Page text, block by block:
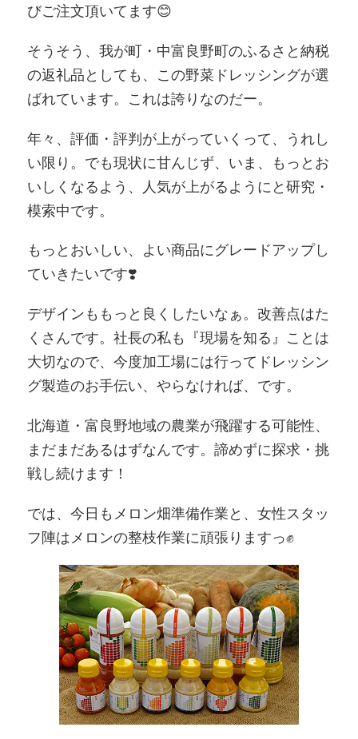
びご注文頂いてます😊
そうそう、我が町・中富良野町のふるさと納税
の返礼品としても、この野菜ドレッシングが選
ばれています。これは誇りなのだー。
年々、評価・評判が上がっていくって、うれし
い限り。でも現状に甘んじず、いま、もっとお
いしくなるよう、人気が上がるようにと研究・
模索中です。
もっとおいしい、よい商品にグレードアップし
ていきたいです❣️
デザインももっと良くしたいなぁ。改善点はた
くさんです。社長の私も『現場を知る』ことは
大切なので、今度加工場には行ってドレッシン
グ製造のお手伝い、やらなければ、です。
北海道・富良野地域の農業が飛躍する可能性、
まだまだあるはずなんです。諦めずに探求・挑
戦し続けます！
では、今日もメロン畑準備作業と、女性スタッ
フ陣はメロンの整枝作業に頑張りますっ✊